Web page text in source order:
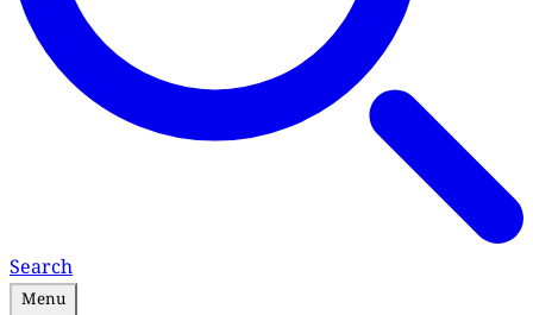
Search
Menu